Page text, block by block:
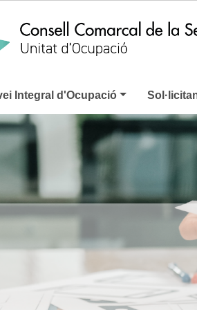
Integral d'Ocupació